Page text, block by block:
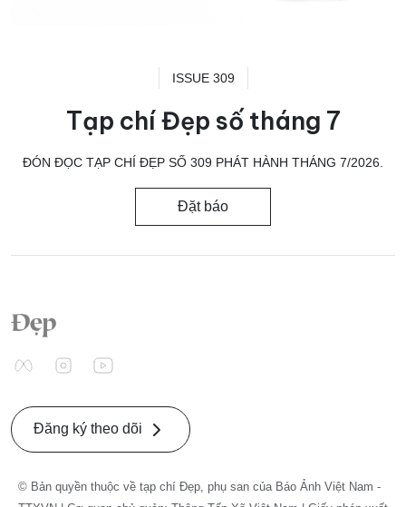
ISSUE 309
Tạp chí Đẹp số tháng 7
ĐÓN ĐỌC TẠP CHÍ ĐẸP SỐ 309 PHÁT HÀNH THÁNG 7/2026.
Đặt báo
Đăng ký theo dõi
© Bản quyền thuộc về tạp chí Đẹp, phụ san của Báo Ảnh Việt Nam -